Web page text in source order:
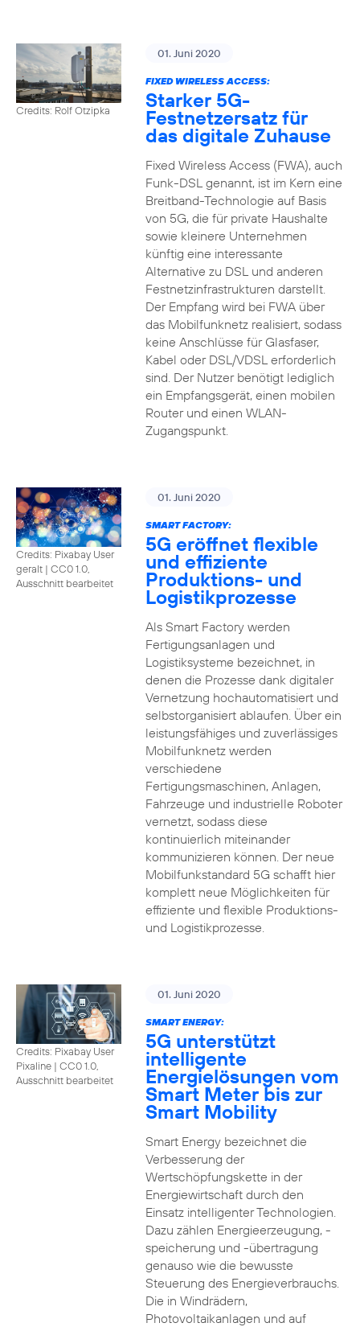
Credits: Rolf Otzipka
01. Juni 2020
FIXED WIRELESS ACCESS:
Starker 5G-
Festnetzersatz für
das digitale Zuhause
Fixed Wireless Access (FWA), auch
Funk-DSL genannt, ist im Kern eine
Breitband-Technologie auf Basis
von 5G, die für private Haushalte
sowie kleinere Unternehmen
künftig eine interessante
Alternative zu DSL und anderen
Festnetzinfrastrukturen darstellt.
Der Empfang wird bei FWA über
das Mobilfunknetz realisiert, sodass
keine Anschlüsse für Glasfaser,
Kabel oder DSL/VDSL erforderlich
sind. Der Nutzer benötigt lediglich
ein Empfangsgerät, einen mobilen
Router und einen WLAN-
Zugangspunkt.
Credits: Pixabay User
geralt | CC0 1.0,
Ausschnitt bearbeitet
01. Juni 2020
SMART FACTORY:
5G eröffnet flexible
und effiziente
Produktions- und
Logistikprozesse
Als Smart Factory werden
Fertigungsanlagen und
Logistiksysteme bezeichnet, in
denen die Prozesse dank digitaler
Vernetzung hochautomatisiert und
selbstorganisiert ablaufen. Über ein
leistungsfähiges und zuverlässiges
Mobilfunknetz werden
verschiedene
Fertigungsmaschinen, Anlagen,
Fahrzeuge und industrielle Roboter
vernetzt, sodass diese
kontinuierlich miteinander
kommunizieren können. Der neue
Mobilfunkstandard 5G schafft hier
komplett neue Möglichkeiten für
effiziente und flexible Produktions-
und Logistikprozesse.
Credits: Pixabay User
Pixaline | CC0 1.0,
Ausschnitt bearbeitet
01. Juni 2020
SMART ENERGY:
5G unterstützt
intelligente
Energielösungen vom
Smart Meter bis zur
Smart Mobility
Smart Energy bezeichnet die
Verbesserung der
Wertschöpfungskette in der
Energiewirtschaft durch den
Einsatz intelligenter Technologien.
Dazu zählen Energieerzeugung, -
speicherung und -übertragung
genauso wie die bewusste
Steuerung des Energieverbrauchs.
Die in Windrädern,
Photovoltaikanlagen und auf